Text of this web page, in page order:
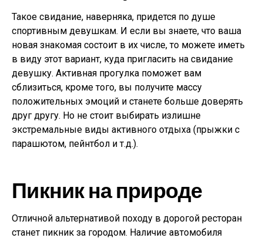
Такое свидание, наверняка, придется по душе
спортивным девушкам. И если вы знаете, что ваша
новая знакомая состоит в их числе, то можете иметь
в виду этот вариант, куда пригласить на свидание
девушку. Активная прогулка поможет вам
сблизиться, кроме того, вы получите массу
положительных эмоций и станете больше доверять
друг другу. Но не стоит выбирать излишне
экстремальные виды активного отдыха (прыжки с
парашютом, пейнтбол и т.д.).
Пикник на природе
Отличной альтернативой походу в дорогой ресторан
станет пикник за городом. Наличие автомобиля